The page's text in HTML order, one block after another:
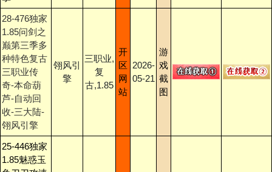
28-476独家
1.85问剑之
巅第三季多
种特色复古
三职业传
奇-本命葫
芦-自动回
收-三大陆-
翎风引擎
翎风引
擎
三职业,
复
古,1.85
开
区
网
站
2026-
05-21
游
戏
截
图
25-446独家
1.85魅惑玉